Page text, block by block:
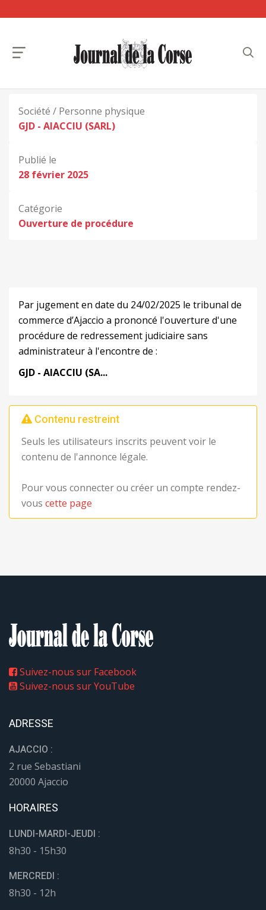
Société / Personne physique
GJD - AIACCIU (SARL)
Publié le
28 février 2025
Catégorie
Ouverture de procédure
Par jugement en date du 24/02/2025 le tribunal de
commerce d’Ajaccio a prononcé l'ouverture d'une
procédure de redressement judiciaire sans
administrateur à l'encontre de :
GJD - AIACCIU (SA...
Contenu restreint
Seuls les utilisateurs inscrits peuvent voir le
contenu de l'annonce légale.
Pour vous connecter ou créer un compte rendez-
vous cette page
Suivez-nous sur Facebook
Suivez-nous sur YouTube
ADRESSE
AJACCIO :
2 rue Sebastiani
20000 Ajaccio
HORAIRES
LUNDI-MARDI-JEUDI :
8h30 - 15h30
MERCREDI :
8h30 - 12h